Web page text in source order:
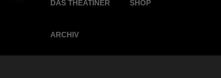
DAS THEATINER SHOP
ARCHIV